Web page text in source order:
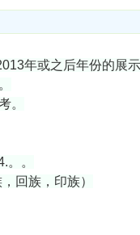
年或之后年份的展
。
。
回族，印族）